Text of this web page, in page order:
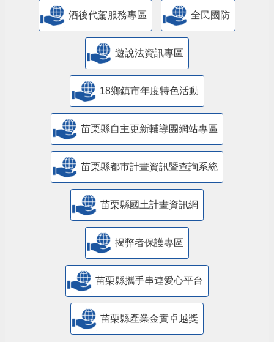
酒後代駕服務專區 全民國防
遊說法資訊專區
18鄉鎮市年度特色活動
苗栗縣自主更新輔導團網站專區
苗栗縣都市計畫資訊暨查詢系統
苗栗縣國土計畫資訊網
揭弊者保護專區
苗栗縣攜手串連愛心平台
苗栗縣產業金實卓越獎